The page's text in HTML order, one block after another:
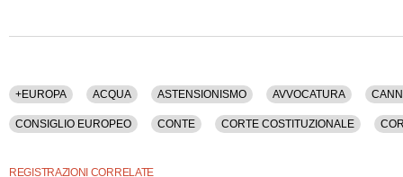
La registrazione video ha una durata di 54 minuti.
+EUROPA ACQUA ASTENSIONISMO AVVOCATURA
CONSIGLIO EUROPEO CONTE CORTE COSTITUZIONALE
REGISTRAZIONI CORRELATE